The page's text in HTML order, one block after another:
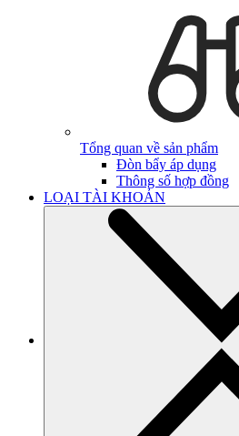
Tổng quan về sản phẩm
Đòn bẩy áp dụng
Thông số hợp đồng
LOẠI TÀI KHOẢN